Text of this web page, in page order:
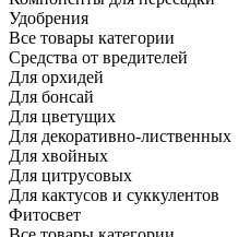
Удобрения
Все товары категории
Средства от вредителей
Для орхидей
Для бонсай
Для цветущих
Для декоративно-лиственных
Для хвойных
Для цитрусовых
Для кактусов и суккулентов
Фитосвет